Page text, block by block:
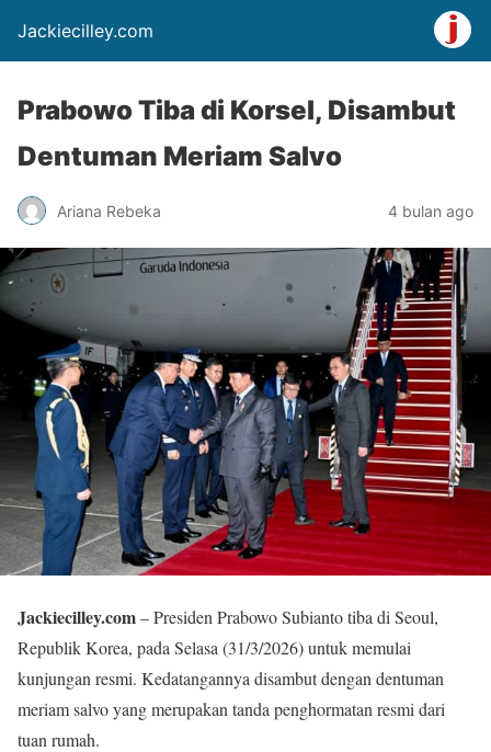
Jackiecilley.com
Prabowo Tiba di Korsel, Disambut
Dentuman Meriam Salvo
Ariana Rebeka 4 bulan ago
Jackiecilley.com– Presiden Prabowo Subianto tiba di Seoul,
Republik Korea, pada Selasa (31/3/2026) untuk memulai
kunjungan resmi. Kedatangannya disambut dengan dentuman
meriam salvo yang merupakan tanda penghormatan resmi dari
tuan rumah.